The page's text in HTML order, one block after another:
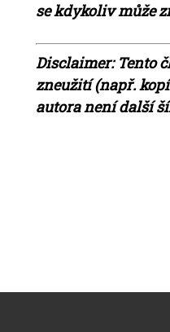
se kdykoliv může
Disclaimer: Tento
zneužití (např.
autora není další